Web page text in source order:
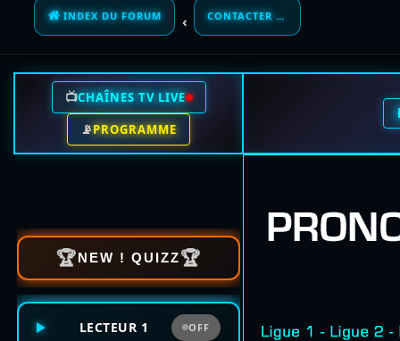
INDEX DU FORUM CONTACTER UN ADMINISTRATEUR DU FORUM
📺CHAÎNES TV LIVE
📡PROGRAMME
🏆NEW ! QUIZZ🏆
LECTEUR 1 OFF